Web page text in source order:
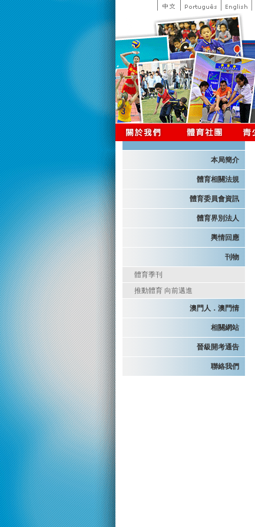
本局簡介
體育相關法規
體育委員會資訊
體育界別法人
輿情回應
刊物
體育季刊
推動體育 向前邁進
澳門人．澳門情
相關網站
晉級開考通告
聯絡我們